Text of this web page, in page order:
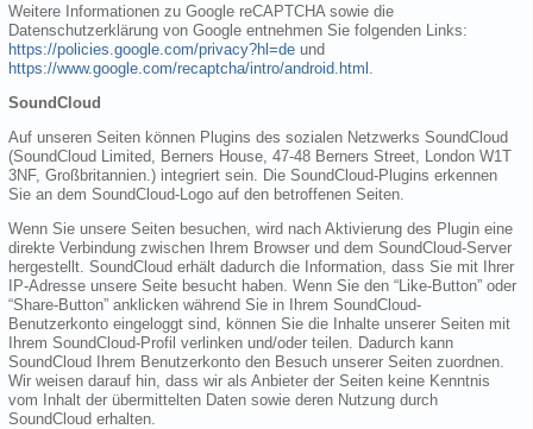
Weitere Informationen zu Google reCAPTCHA sowie die
Datenschutzerklärung von Google entnehmen Sie folgenden Links:
https://policies.google.com/privacy?hl=de und
https://www.google.com/recaptcha/intro/android.html
SoundCloud
Auf unseren Seiten können Plugins des sozialen Netzwerks SoundCloud
(SoundCloud Limited, Berners House, 47-48 Berners Street, London W1T
3NF, Großbritannien.) integriert sein. Die SoundCloud-Plugins erkennen
Sie an dem SoundCloud-Logo auf den betroffenen Seiten.
Wenn Sie unsere Seiten besuchen, wird nach Aktivierung des Plugin eine
direkte Verbindung zwischen Ihrem Browser und dem SoundCloud-Server
hergestellt. SoundCloud erhält dadurch die Information, dass Sie mit Ihrer
IP-Adresse unsere Seite besucht haben. Wenn Sie den “Like-Button” oder
“Share-Button” anklicken während Sie in Ihrem SoundCloud-
Benutzerkonto eingeloggt sind, können Sie die Inhalte unserer Seiten mit
Ihrem SoundCloud-Profil verlinken und/oder teilen. Dadurch kann
SoundCloud Ihrem Benutzerkonto den Besuch unserer Seiten zuordnen.
Wir weisen darauf hin, dass wir als Anbieter der Seiten keine Kenntnis
vom Inhalt der übermittelten Daten sowie deren Nutzung durch
SoundCloud erhalten.